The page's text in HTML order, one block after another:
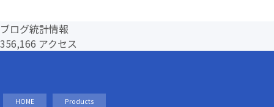
ブログ統計情報
356,166 アクセス
HOME Products